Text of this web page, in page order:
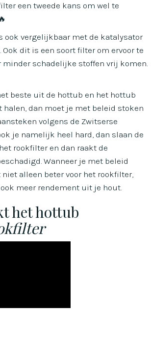
een tweede kans om wel te
ook vergelijkbaar met de katalysator
Ook dit is een soort filter om ervoor te
minder schadelijke stoffen vrij komen.
beste uit de hottub en het hottub
halen, dan moet je met beleid stoken
volgens de Zwitserse
je namelijk heel hard, dan slaan de
rookfilter en dan raakt de
Wanneer je met beleid
alleen beter voor het rookfilter,
meer rendement uit je hout.
het hottub